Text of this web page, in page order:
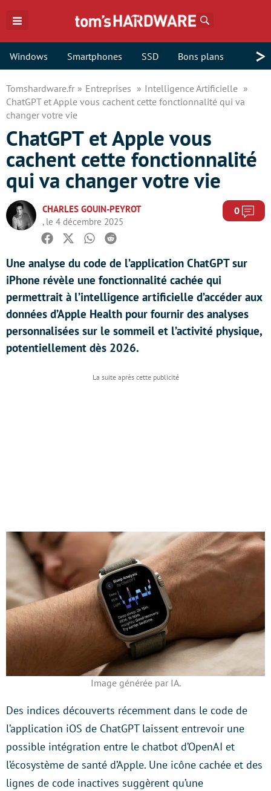
Windows Smartphones SSD Bons plans >
Tomshardware.fr Entreprises
Intelligence Artificielle
ChatGPT et Apple vous cachent cette fonctionnalité qui va
changer votre vie
ChatGPT et Apple vous
cachent cette fonctionnalité
qui va changer votre vie
CHARLES GOUIN-PEYROT
, le 4 décembre 2025
0
Facebook
TwitterWhatsapp
Reddit
Une analyse du code de l’application ChatGPT sur
iPhone révèle une fonctionnalité cachée qui
permettrait à l’intelligence artificielle d’accéder aux
données d’Apple Health pour fournir des analyses
personnalisées sur le sommeil et l’activité physique,
potentiellement dès 2026.
Image générée par IA.
Des indices découverts récemment dans le code de
l’application iOS de ChatGPT laissent entrevoir une
possible intégration entre le chatbot d’OpenAI et
l’écosystème de santé d’Apple. Une icône cachée et des
lignes de code inactives suggèrent qu’une